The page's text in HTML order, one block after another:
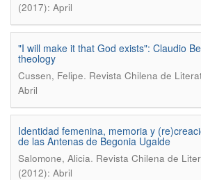
(2017): April
"I will make it that God exists": Claudio
theology
Cussen, Felipe. Revista Chilena de
Abril
Identidad femenina, memoria y
de las Antenas de Begonia Ugalde
Salomone, Alicia. Revista Chilena de
(2012): Abril